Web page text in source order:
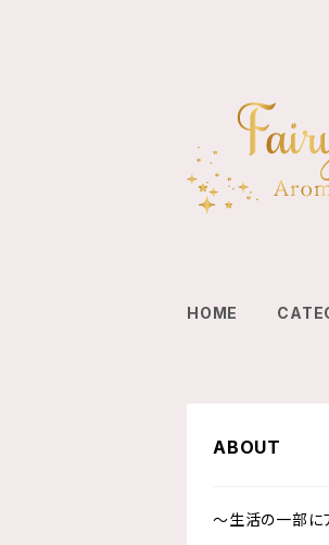
HOME
ABOUT
〜生活の一部に